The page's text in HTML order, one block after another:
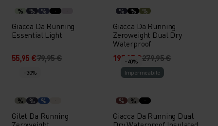
% % %
Giacca Da Running
Essential Light
55,95 €79,95 €
% % %
Giacca Da Running
Zeroweight Dual Dry
Waterproof
195,95 €279,95 €
-30%
% % %
Gilet Da Running
-40%
Impermeabile
% %
Giacca Da Running Dual